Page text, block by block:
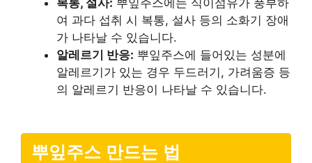
복통, 설사: 뿌잎주스에는 식이섬유가 풍부하
여 과다 섭취 시 복통, 설사 등의 소화기 장애
가 나타날 수 있습니다.
알레르기 반응: 뿌잎주스에 들어있는 성분에
알레르기가 있는 경우 두드러기, 가려움증 등
의 알레르기 반응이 나타날 수 있습니다.
뿌잎주스 만드는 법